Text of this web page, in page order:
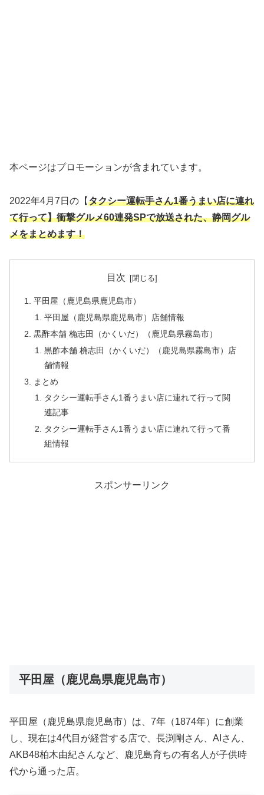
本ページはプロモーションが含まれています。
2022年4月7日の【タクシー運転手さん1番うまい店に連れ
て行って】衝撃グルメ60連発SPで放送された、静岡グル
メをまとめます！
目次
平田屋（鹿児島県鹿児島市）
平田屋（鹿児島県鹿児島市）店舗情報
黒酢本舗 桷志田（かくいだ）（鹿児島県霧島市）
黒酢本舗 桷志田（かくいだ）（鹿児島県霧島市）店
舗情報
まとめ
タクシー運転手さん1番うまい店に連れて行って関
連記事
タクシー運転手さん1番うまい店に連れて行って番
組情報
スポンサーリンク
平田屋（鹿児島県鹿児島市）
平田屋（鹿児島県鹿児島市）は、7年（1874年）に創業
し、現在は4代目が経営する店で、長渕剛さん、AIさん、
AKB48柏木由紀さんなど、鹿児島育ちの有名人が子供時
代から通った店。